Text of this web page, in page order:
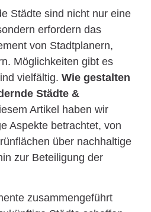
Städte sind nicht nur eine
erfordern das
von Stadtplanern,
Möglichkeiten gibt es
vielfältig. Wie gestalten
Städte &
Artikel haben wir
Aspekte betrachtet, von
über nachhaltige
zur Beteiligung der
zusammengeführt